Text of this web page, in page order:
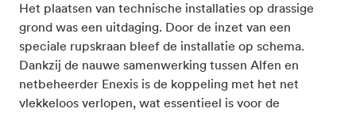
Het plaatsen van technische installaties op drassige
grond was een uitdaging. Door de inzet van een
speciale rupskraan bleef de installatie op schema.
Dankzij de nauwe samenwerking tussen Alfen en
netbeheerder Enexis is de koppeling met het net
vlekkeloos verlopen, wat essentieel is voor de